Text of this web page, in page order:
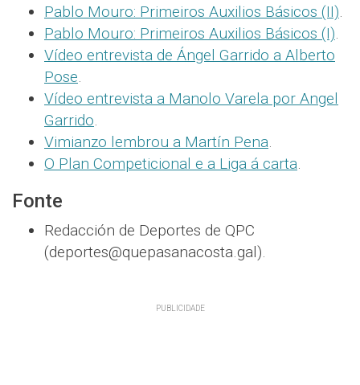
Pablo Mouro: Primeiros Auxilios Básicos (II).
Pablo Mouro: Primeiros Auxilios Básicos (I).
Vídeo entrevista de Ángel Garrido a Alberto
Pose.
Vídeo entrevista a Manolo Varela por Angel
Garrido.
Vimianzo lembrou a Martín Pena.
O Plan Competicional e a Liga á carta.
Fonte
Redacción de Deportes de QPC
(deportes@quepasanacosta.gal).